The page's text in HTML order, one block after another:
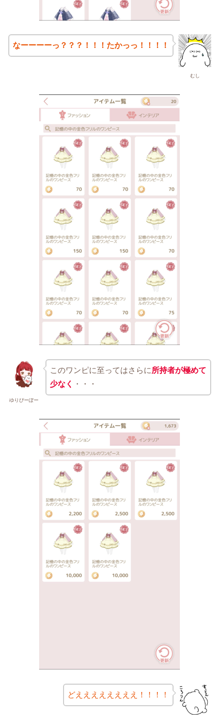
むし
なーーーーっ？？？！！！たかっっ！！！！
ゆりぴーぽー
このワンピに至ってはさらに所持者が極めて
少なく
・・・
どええええええええ！！！！